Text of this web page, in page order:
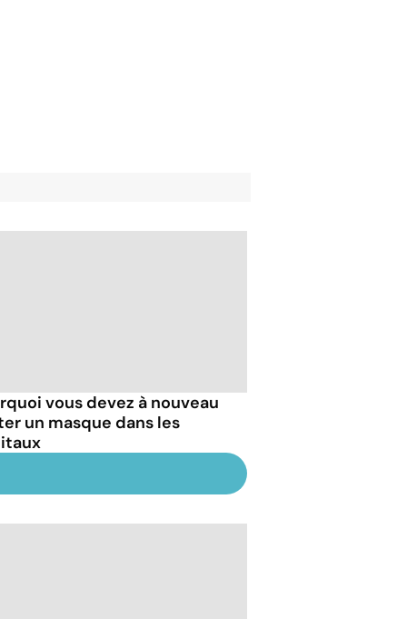
vous devez à nouveau
un masque dans les